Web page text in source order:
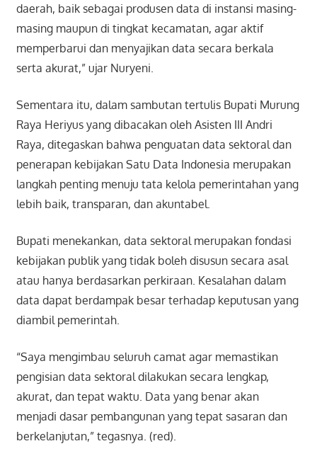
daerah, baik sebagai produsen data di instansi masing-
masing maupun di tingkat kecamatan, agar aktif
memperbarui dan menyajikan data secara berkala
serta akurat,” ujar Nuryeni.
Sementara itu, dalam sambutan tertulis Bupati Murung
Raya Heriyus yang dibacakan oleh Asisten III Andri
Raya, ditegaskan bahwa penguatan data sektoral dan
penerapan kebijakan Satu Data Indonesia merupakan
langkah penting menuju tata kelola pemerintahan yang
lebih baik, transparan, dan akuntabel.
Bupati menekankan, data sektoral merupakan fondasi
kebijakan publik yang tidak boleh disusun secara asal
atau hanya berdasarkan perkiraan. Kesalahan dalam
data dapat berdampak besar terhadap keputusan yang
diambil pemerintah.
“Saya mengimbau seluruh camat agar memastikan
pengisian data sektoral dilakukan secara lengkap,
akurat, dan tepat waktu. Data yang benar akan
menjadi dasar pembangunan yang tepat sasaran dan
berkelanjutan,” tegasnya. (red).